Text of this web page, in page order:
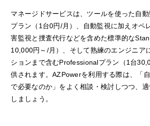
マネージドサービスは、ツールを使った自
プラン（1台0円/月）、自動監視に加えオペ
害監視と捜査代行などを含めた標準的な
10,000円～/月）、そして熟練のエンジニア
ションまで含むProfessionalプラン（1台
供されます。AZPowerを利用する際は、「
で必要なのか」をよく相談・検討しつつ、
しましょう。